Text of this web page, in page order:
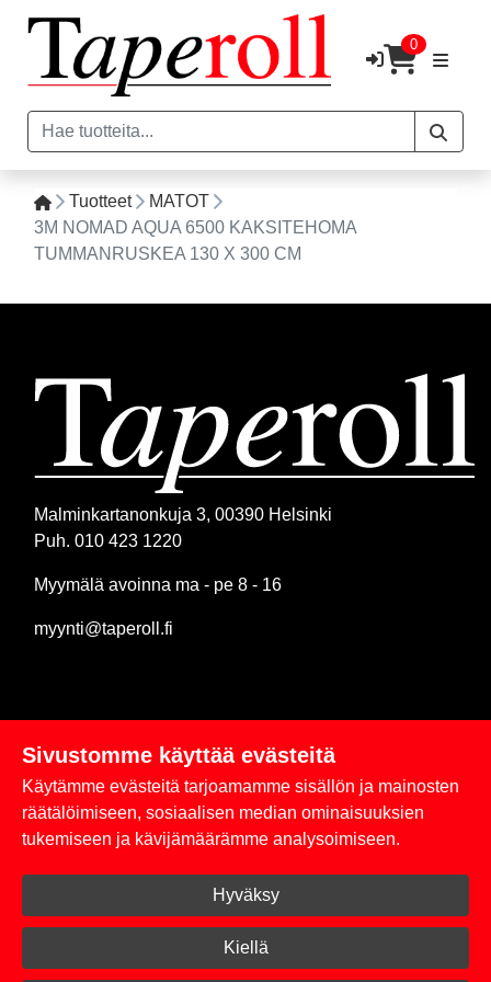
0
Tuotteet
MATOT
3M NOMAD AQUA 6500 KAKSITEHOMA
TUMMANRUSKEA 130 X 300 CM
Malminkartanonkuja 3, 00390 Helsinki
Puh. 010 423 1220
Myymälä avoinna ma - pe 8 - 16
myynti@taperoll.fi
Linkit
Rekisteriseloste
Toimitus- ja maksuehdot
Kirjaudu sisään
Sivustomme käyttää evästeitä
Käytämme evästeitä tarjoamamme sisällön ja mainosten
räätälöimiseen, sosiaalisen median ominaisuuksien
tukemiseen ja kävijämäärämme analysoimiseen.
Hyväksy
Kiellä